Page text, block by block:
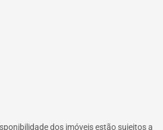
dos imóveis estão sujeitos a